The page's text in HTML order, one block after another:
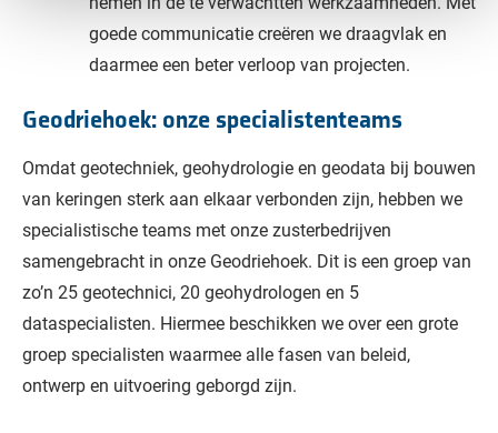
goede communicatie creëren we draagvlak en
daarmee een beter verloop van projecten.
Geodriehoek: onze specialistenteams
Omdat geotechniek, geohydrologie en geodata bij bouwen
van keringen sterk aan elkaar verbonden zijn, hebben we
specialistische teams met onze zusterbedrijven
samengebracht in onze Geodriehoek. Dit is een groep van
zo’n 25 geotechnici, 20 geohydrologen en 5
dataspecialisten. Hiermee beschikken we over een grote
groep specialisten waarmee alle fasen van beleid,
ontwerp en uitvoering geborgd zijn.